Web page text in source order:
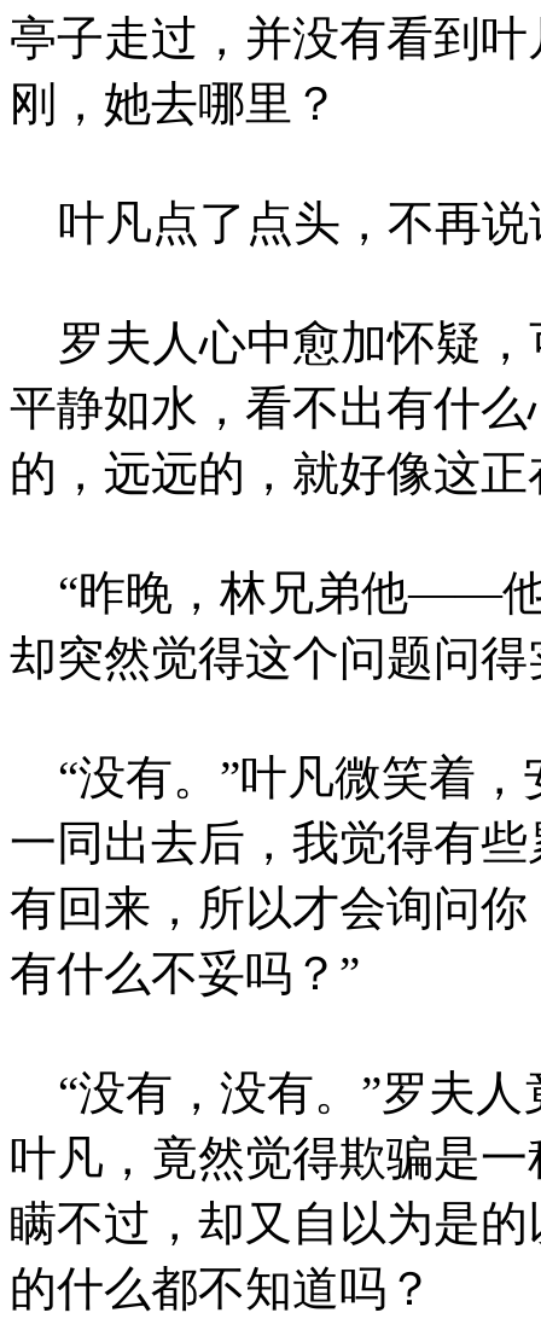
亭子走过，并没有看到
刚，她去哪里？
叶凡点了点头，不再说
罗夫人心中愈加怀疑，
平静如水，看不出有什
的，远远的，就好像这
“昨晚，林兄弟他——他
却突然觉得这个问题问
“没有。”叶凡微笑着，
一同出去后，我觉得有
有回来，所以才会询问
有什么不妥吗？”
“没有，没有。”罗夫人
叶凡，竟然觉得欺骗是
瞒不过，却又自以为是
的什么都不知道吗？